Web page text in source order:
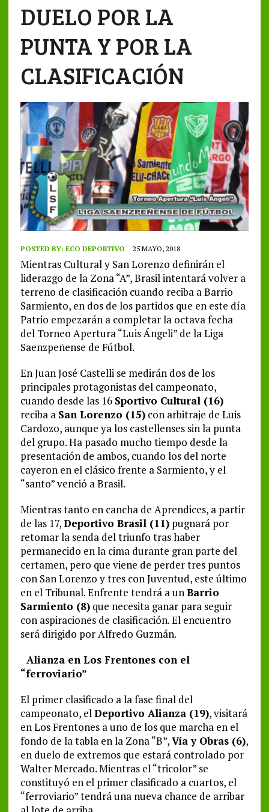
DUELO POR LA
PUNTA Y POR LA
CLASIFICACIÓN
POSTED BY: ECO DEPORTIVO 25 MAYO, 2018
Mientras Cultural y San Lorenzo definirán el
liderazgo de la Zona “A”, Brasil intentará volver a
terreno de clasificación cuando reciba a Barrio
Sarmiento, en dos de los partidos que en este día
Patrio empezarán a completar la octava fecha
del Torneo Apertura “Luis Ángeli” de la Liga
Saenzpeñense de Fútbol.
En Juan José Castelli se medirán dos de los
principales protagonistas del campeonato,
cuando desde las 16 Sportivo Cultural (16)
reciba a San Lorenzo (15)con arbitraje de Luis
Cardozo, aunque ya los castellenses sin la punta
del grupo. Ha pasado mucho tiempo desde la
presentación de ambos, cuando los del norte
cayeron en el clásico frente a Sarmiento, y el
“santo” venció a Brasil.
Mientras tanto en cancha de Aprendices, a partir
de las 17,Deportivo Brasil (11)pugnará por
retomar la senda del triunfo tras haber
permanecido en la cima durante gran parte del
certamen, pero que viene de perder tres puntos
con San Lorenzo y tres con Juventud, este último
en el Tribunal. Enfrente tendrá a unBarrio
Sarmiento (8)que necesita ganar para seguir
con aspiraciones de clasificación. El encuentro
será dirigido por Alfredo Guzmán.
Alianza en Los Frentones con el
“ferroviario”
El primer clasificado a la fase final del
campeonato, elDeportivo Alianza (19), visitará
en Los Frentones a uno de los que marcha en el
fondo de la tabla en la Zona “B”,Vía y Obras (6),
en duelo de extremos que estará controlado por
Walter Mercado. Mientras el “tricolor” se
constituyó en el primer clasificado a cuartos, el
“ferroviario” tendrá una nueva chance de arribar